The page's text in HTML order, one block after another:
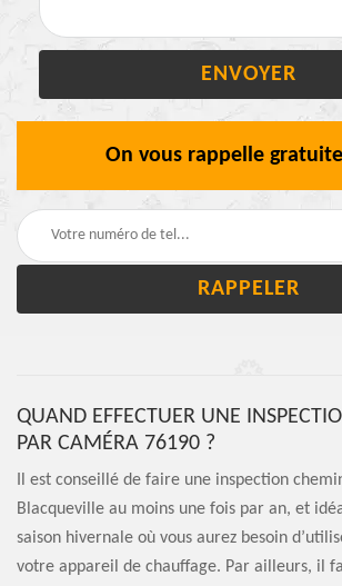
On vous rappelle
QUAND EFFECTUER UNE
PAR CAMÉRA 76190 ?
Il est conseillé de faire une inspection
Blacqueville au moins une fois par an, et
saison hivernale où vous aurez besoin
votre appareil de chauffage. Par ailleurs, il